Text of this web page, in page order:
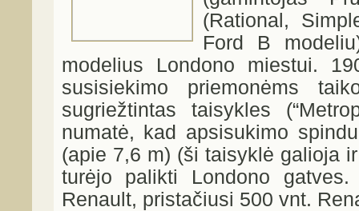
(Rational,
Ford B
modelius Londono miestui.
susisiekimo priemonėms
sugriežtintas taisykles
numatė, kad apsisukimo
(apie 7,6 m) (ši taisyklė galioja
turėjo palikti Londono
Renault, pristačiusi 500 vnt.